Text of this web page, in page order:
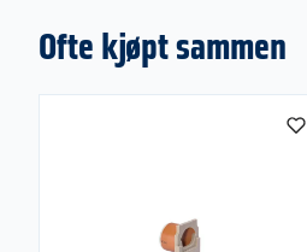
Ofte kjøpt sammen